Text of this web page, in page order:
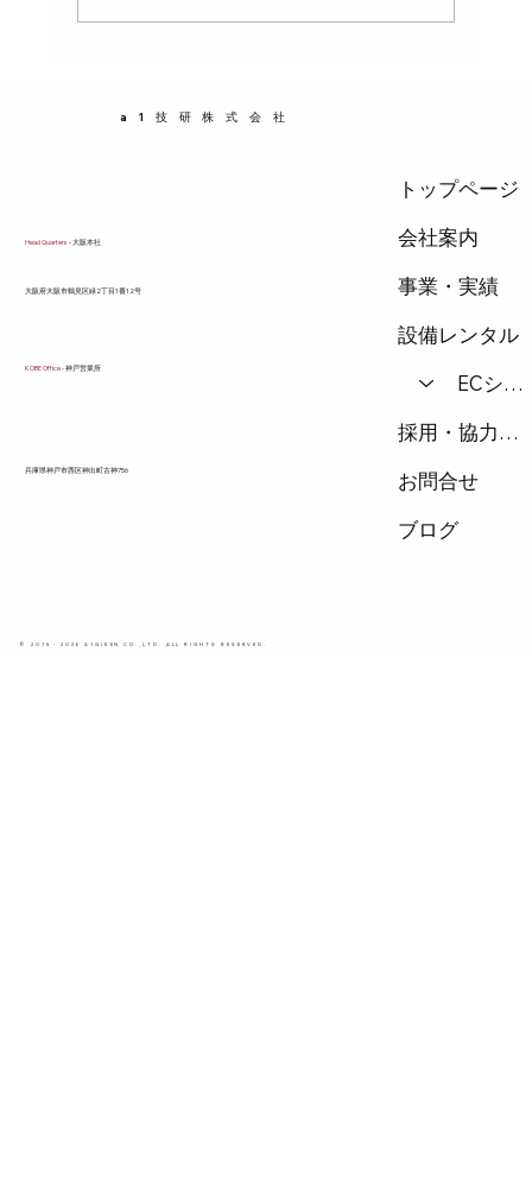
しく解説します。 指定給水・排水工事業者証と
a1技研株式会社
Head Quarters- 大阪本社
​大阪府大阪市鶴見区緑2丁目1番12号
KOBE Office- 神戸営業所
兵庫県神戸市西区神出町古神756
© 2015 - 2026 A1GIKEN CO.,LTD. ALL RIGHTS RESERVED.
トップページ
会社案内
事業・実績
設備レンタル
ECショップ
採用・協力会社
お問合せ
ブログ